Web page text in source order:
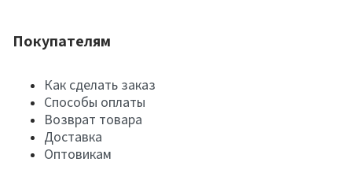
Покупателям
Как сделать заказ
Способы оплаты
Возврат товара
Доставка
Оптовикам